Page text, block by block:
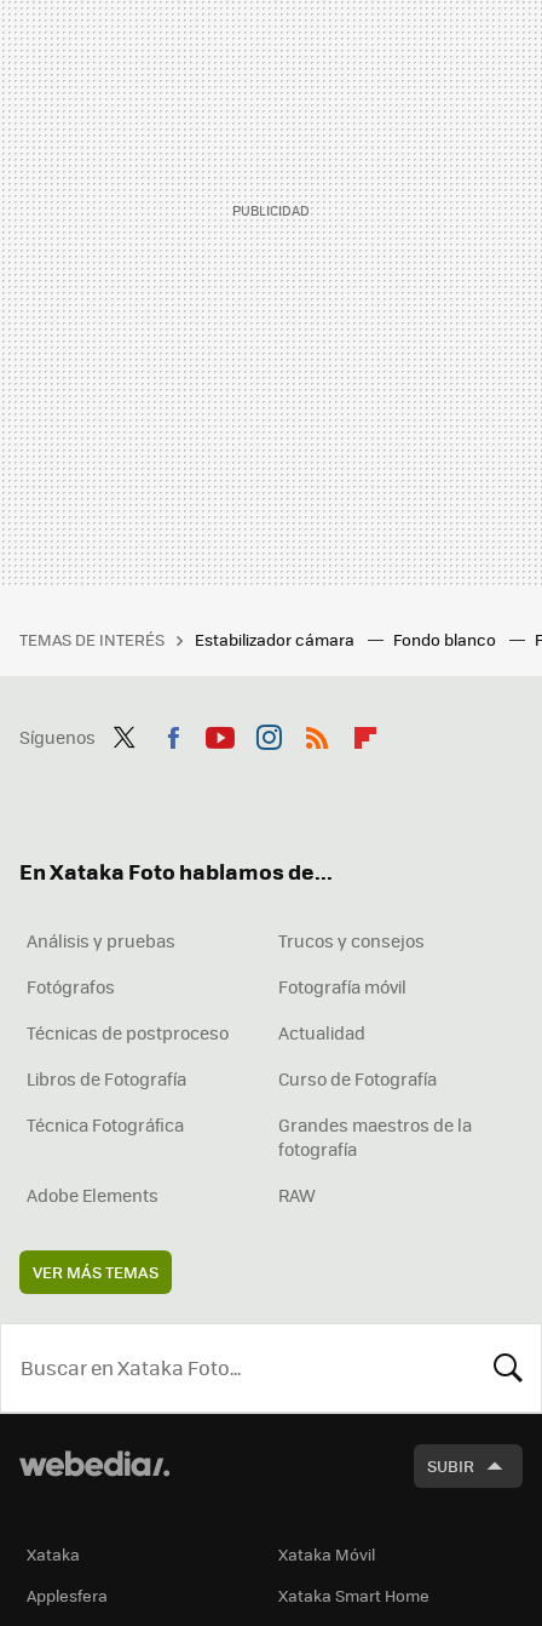
TEMAS DE INTERÉS Estabilizador cámara Fondo blanco
Síguenos
En Xataka Foto hablamos de...
Análisis y pruebas
Trucos y consejos
Fotógrafos
Fotografía móvil
Técnicas de postproceso
Actualidad
Libros de Fotografía
Curso de Fotografía
Técnica Fotográfica
Grandes maestros de la
fotografía
Adobe Elements
RAW
VER MÁS TEMAS
SUBIR
Xataka
Xataka Móvil
Applesfera
Xataka Smart Home